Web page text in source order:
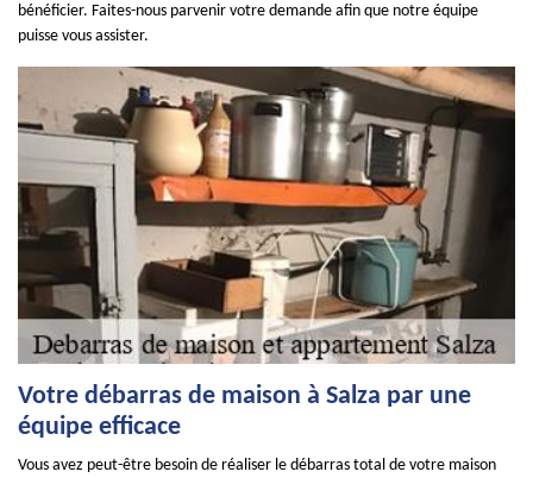
bénéficier. Faites-nous parvenir votre demande afin que notre équipe
puisse vous assister.
Votre débarras de maison à Salza par une
équipe efficace
Vous avez peut-être besoin de réaliser le débarras total de votre maison